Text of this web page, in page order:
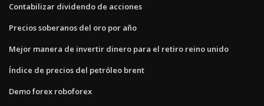
Contabilizar dividendo de acciones
Precios soberanos del oro por año
Mejor manera de invertir dinero para el retiro reino unido
Índice de precios del petróleo brent
Demo forex roboforex